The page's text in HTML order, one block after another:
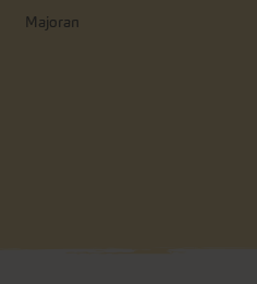
Majoran